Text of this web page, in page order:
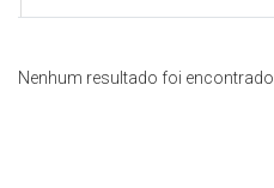
Nenhum resultado foi encontrado.